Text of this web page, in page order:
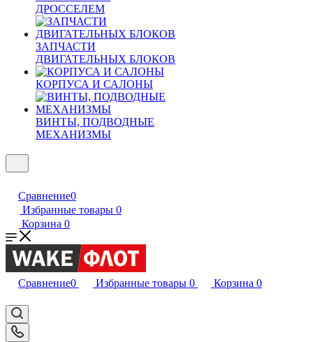
ДРОССЕЛЕМ
ЗАПЧАСТИ
ДВИГАТЕЛЬНЫХ БЛОКОВ
КОРПУСА И САЛОНЫ
ВИНТЫ, ПОДВОДНЫЕ
МЕХАНИЗМЫ
Сравнение0
Избранные товары 0
Корзина 0
Сравнение0 Избранные товары 0 Корзина 0